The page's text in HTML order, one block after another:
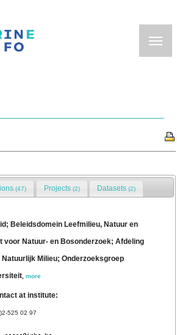
(47) Projects (2) Datasets (2)
Beleidsdomein Leefmilieu, Natuur en
voor Natuur- en Bosonderzoek; Afdeling
Milieu; Onderzoeksgroep
,more
at institute:
525 02 97